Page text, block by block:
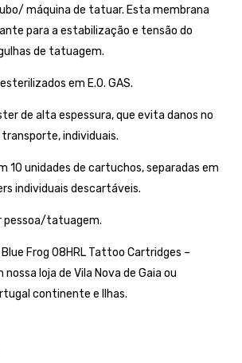
máquina de tatuar. Esta membrana
para a estabilização e tensão do
de tatuagem.
em E.O. GAS.
de alta espessura, que evita danos no
individuais.
10 unidades de cartuchos, separadas em
individuais descartáveis.
pessoa/tatuagem.
Frog 08HRL Tattoo Cartridges –
nossa loja de Vila Nova de Gaia ou
continente e Ilhas.